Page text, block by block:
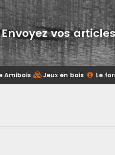
Envoyez vos
Amibois Jeux en bois Le